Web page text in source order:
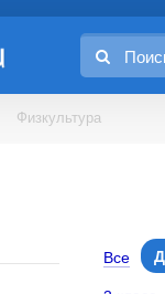
Физкультура
Все